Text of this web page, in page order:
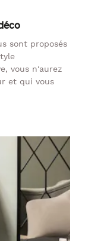
sont proposés
vous n'aurez
et qui vous